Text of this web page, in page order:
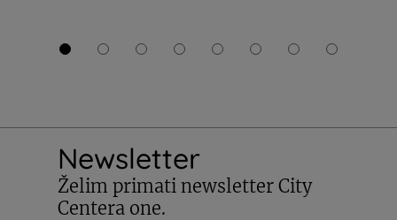
Newsletter
Želim primati newsletter City
Centera one.